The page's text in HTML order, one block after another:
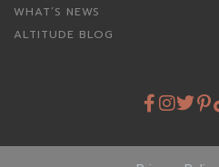
WHAT’S NEWS
ALTITUDE BLOG